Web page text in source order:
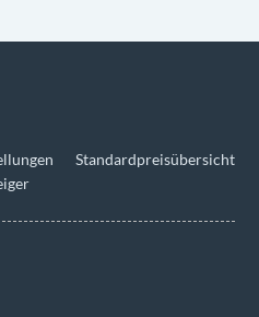
Standardpreisübersicht